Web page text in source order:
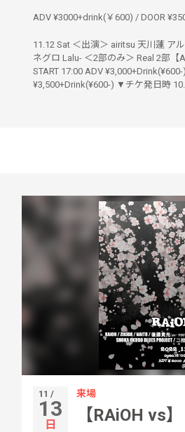
ADV ¥3000+drink(￥600) / DOOR
11.12 Sat ＜出演＞ airitsu 天川蓮 ア
ネグロ Lalu- ＜2部のみ＞ Real 2部【
START 17:00 ADV ¥3,000+Drink(¥600-
¥3,500+Drink(¥600-) ▼チケ発日時
11 /
13
日
来場
【RAiOH vs】